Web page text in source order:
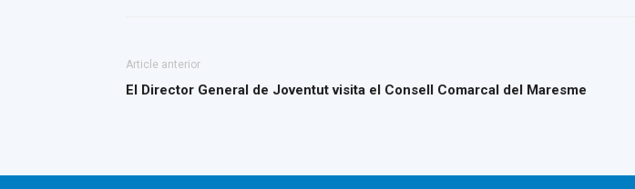
Article anterior
El Director General de Joventut visita el Consell Comarcal del Maresme